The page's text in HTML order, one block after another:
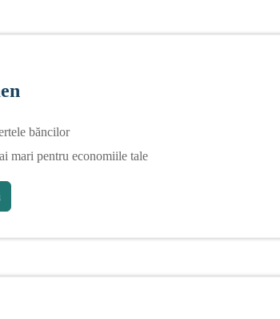
băncilor
mari pentru economiile tale